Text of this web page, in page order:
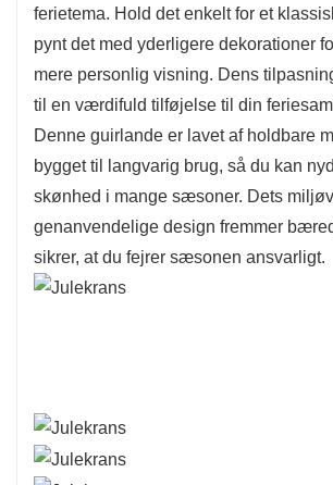
ferietema. Hold det enkelt for et
pynt det med yderligere dekorationer
mere personlig visning. Dens
til en værdifuld tilføjelse til din
Denne guirlande er lavet af holdbare
bygget til langvarig brug, så du kan
skønhed i mange sæsoner. Dets
genanvendelige design fremmer
sikrer, at du fejrer sæsonen ansvarligt.